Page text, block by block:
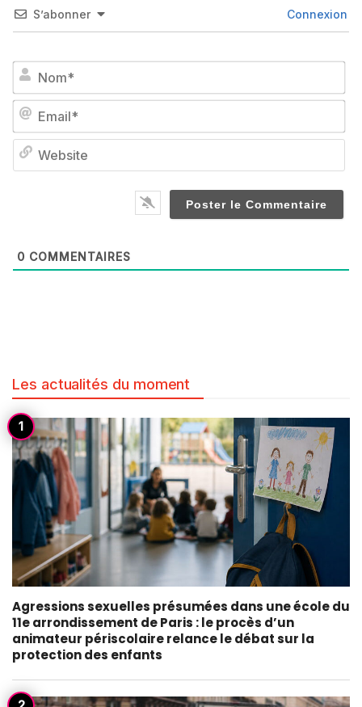
S’abonner Connexion
0 COMMENTAIRES
Les actualités du moment
Agressions sexuelles présumées dans une école du
11e arrondissement de Paris : le procès d’un
animateur périscolaire relance le débat sur la
protection des enfants